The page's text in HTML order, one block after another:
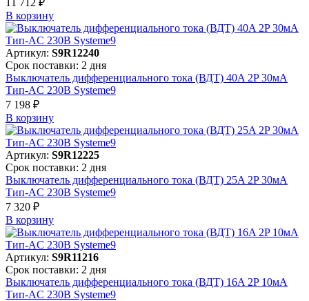
В корзинy
Артикул: S9R12240
Срок поставки: 2 дня
Выключатель дифференциального тока (ВДТ) 40A 2P 30мА
Тип-AC 230В Systeme9
7 198 ₽
В корзинy
Артикул: S9R12225
Срок поставки: 2 дня
Выключатель дифференциального тока (ВДТ) 25A 2P 30мА
Тип-AC 230В Systeme9
7 320 ₽
В корзинy
Артикул: S9R11216
Срок поставки: 2 дня
Выключатель дифференциального тока (ВДТ) 16A 2P 10мА
Тип-AC 230В Systeme9